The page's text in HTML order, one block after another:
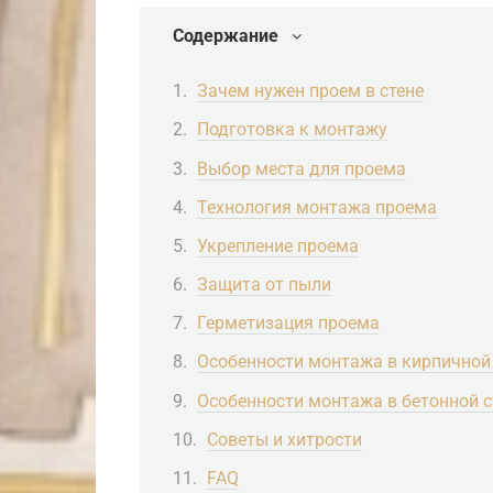
Содержание
Зачем нужен проем в стене
Подготовка к монтажу
Выбор места для проема
Технология монтажа проема
Укрепление проема
Защита от пыли
Герметизация проема
Особенности монтажа в кирпичной
Особенности монтажа в бетонной
Советы и хитрости
FAQ